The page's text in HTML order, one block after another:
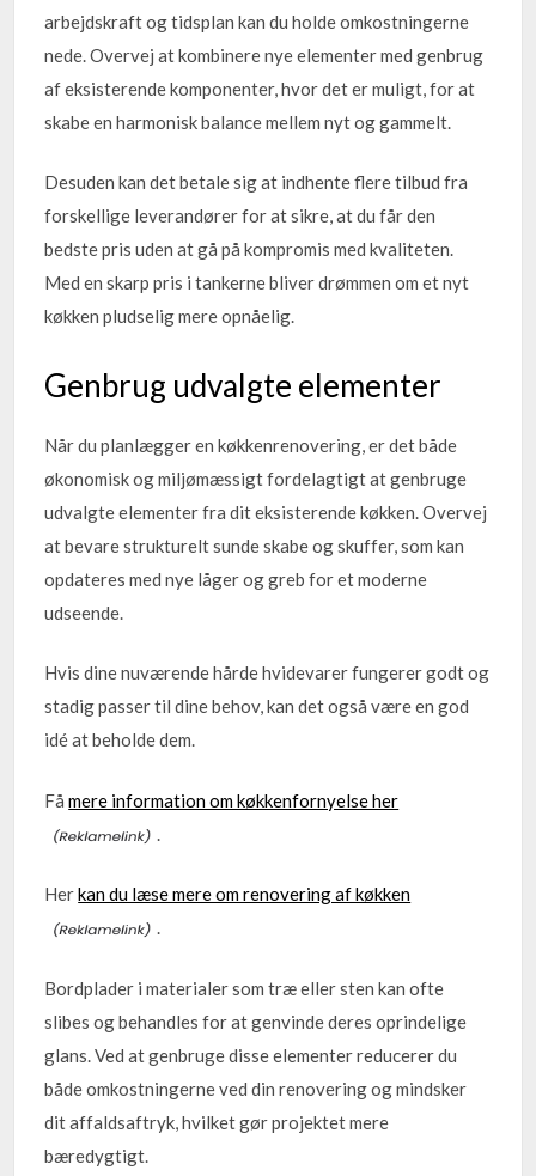
arbejdskraft og tidsplan kan du holde omkostningerne
nede. Overvej at kombinere nye elementer med genbrug
af eksisterende komponenter, hvor det er muligt, for at
skabe en harmonisk balance mellem nyt og gammelt.
Desuden kan det betale sig at indhente flere tilbud fra
forskellige leverandører for at sikre, at du får den
bedste pris uden at gå på kompromis med kvaliteten.
Med en skarp pris i tankerne bliver drømmen om et nyt
køkken pludselig mere opnåelig.
Genbrug udvalgte elementer
Når du planlægger en køkkenrenovering, er det både
økonomisk og miljømæssigt fordelagtigt at genbruge
udvalgte elementer fra dit eksisterende køkken. Overvej
at bevare strukturelt sunde skabe og skuffer, som kan
opdateres med nye låger og greb for et moderne
udseende.
Hvis dine nuværende hårde hvidevarer fungerer godt og
stadig passer til dine behov, kan det også være en god
idé at beholde dem.
Fåmere information om køkkenfornyelse her
.
Herkan du læse mere om renovering af køkken
.
Bordplader i materialer som træ eller sten kan ofte
slibes og behandles for at genvinde deres oprindelige
glans. Ved at genbruge disse elementer reducerer du
både omkostningerne ved din renovering og mindsker
dit affaldsaftryk, hvilket gør projektet mere
bæredygtigt.